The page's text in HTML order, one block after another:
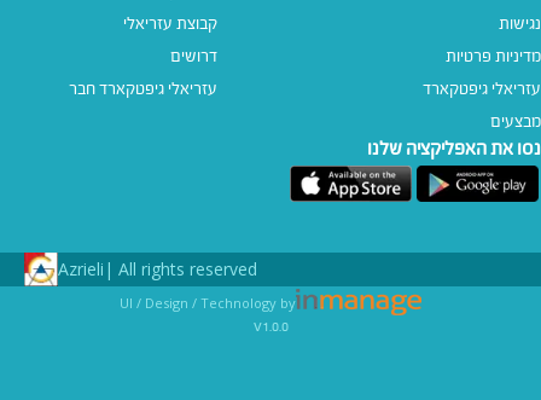
נגישות
מדיניות פרטיות
עזריאלי גיפטקארד
מבצעים
קבוצת עזריאלי
דרושים
עזריאלי גיפטקארד חבר‎
נסו את האפליקציה שלנו
All rights reserved |
Azrieli
UI / Design / Technology by
v1.0.0